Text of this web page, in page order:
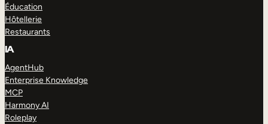
Éducation
Hôtellerie
Restaurants
IA
AgentHub
Enterprise Knowledge
MCP
Harmony AI
Roleplay